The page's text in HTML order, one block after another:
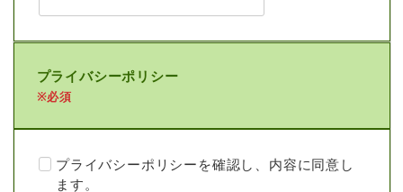
プライバシーポリシー
※必須
プライバシーポリシーを確認し、内容に同意し
ます。